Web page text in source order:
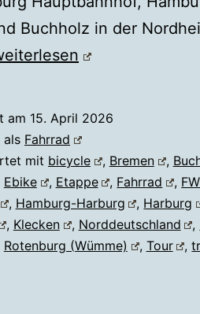
Buchholz in der
am 15. April 2026
als Fahrrad
mit bicycle , Bremen ,
Ebike , Etappe , Fahrrad ,
, Hamburg-Harburg , Harburg
, Klecken , Norddeutschland ,
Rotenburg (Wümme) , Tour ,